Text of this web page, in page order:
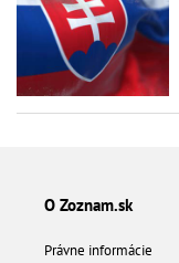
O Zoznam.sk
Právne informácie